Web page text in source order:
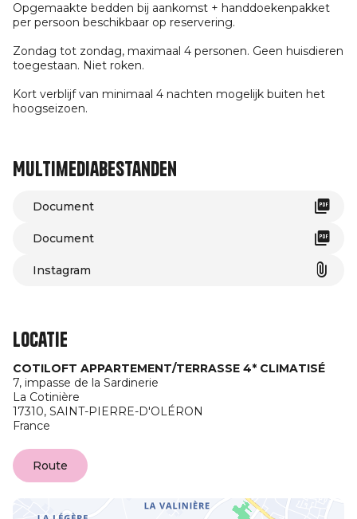
Opgemaakte bedden bij aankomst + handdoekenpakket
per persoon beschikbaar op reservering.
Zondag tot zondag, maximaal 4 personen. Geen huisdieren
toegestaan. Niet roken.
Kort verblijf van minimaal 4 nachten mogelijk buiten het
hoogseizoen.
Multimediabestanden
Document
Document
Instagram
Locatie
COTILOFT APPARTEMENT/TERRASSE 4* CLIMATISÉ
7, impasse de la Sardinerie
La Cotinière
17310, SAINT-PIERRE-D'OLÉRON
France
Route